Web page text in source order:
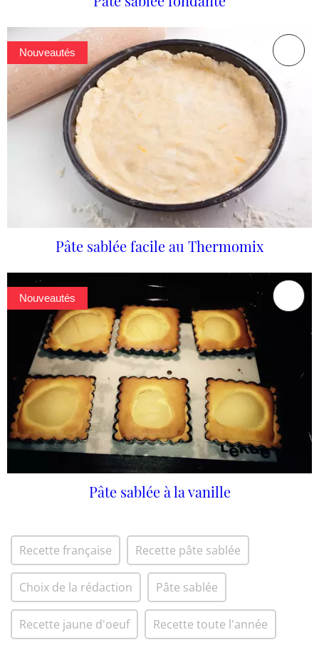
Nouveautés
Pâte sablée facile au Thermomix
Nouveautés
Pâte sablée à la vanille
Recette française Recette pâte sablée
Choix de la rédaction Pâte sablée
Recette jaune d'oeuf Recette toute l'année